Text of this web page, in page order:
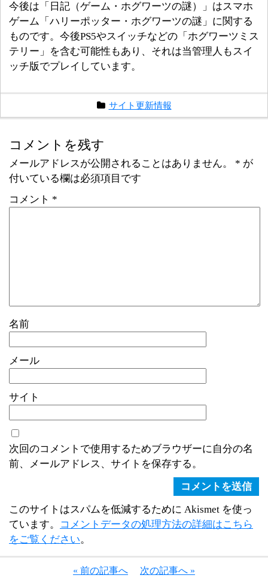
今後は「日記（ゲーム・ホグワーツの謎）」はスマホ
ゲーム「ハリーポッター・ホグワーツの謎」に関する
ものです。今後PS5やスイッチなどの「ホグワーツミス
テリー」を含む可能性もあり、それは当管理人もスイ
ッチ版でプレイしています。
サイト更新情報
コメントを残す
メールアドレスが公開されることはありません。 * が
付いている欄は必須項目です
コメント *
名前
メール
サイト
次回のコメントで使用するためブラウザーに自分の名
前、メールアドレス、サイトを保存する。
このサイトはスパムを低減するために Akismet を使っ
ています。
コメントデータの処理方法の詳細はこちら
をご覧ください。
« 前の記事へ 次の記事へ »